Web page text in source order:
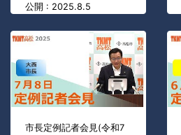
公開 : 2025.8.5
市長定例記者会見(令和7